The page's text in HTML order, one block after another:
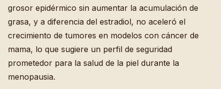
grosor epidérmico sin aumentar la acumulación de
grasa, y a diferencia del estradiol, no aceleró el
crecimiento de tumores en modelos con cáncer de
mama, lo que sugiere un perfil de seguridad
prometedor para la salud de la piel durante la
menopausia.